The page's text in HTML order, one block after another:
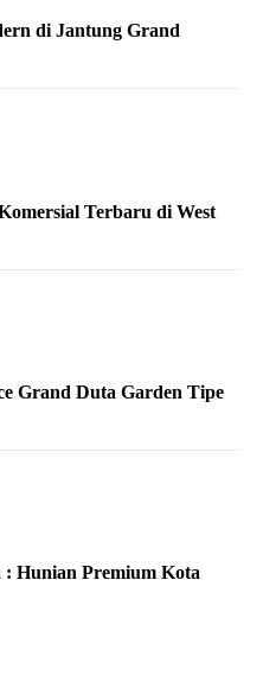
di Jantung Grand
Terbaru di West
Grand Duta Garden Tipe
Hunian Premium Kota